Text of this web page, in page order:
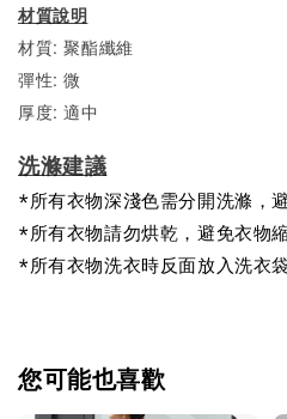
材質說明
材質: 聚酯纖維
彈性: 微
厚度: 適中
洗滌建議
*所有衣物深淺色需分開洗滌，避
*所有衣物請勿烘乾，避免衣物縮
*所有衣物洗衣時反面放入洗衣
您可能也喜歡